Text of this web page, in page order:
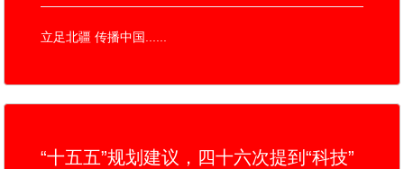
立足北疆 传播中国......
“十五五”规划建议，四十六次提到“科技”